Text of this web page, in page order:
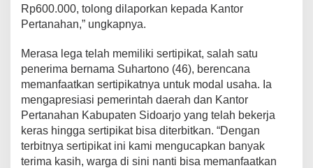
Rp600.000, tolong dilaporkan kepada Kantor
Pertanahan,” ungkapnya.
Merasa lega telah memiliki sertipikat, salah satu
penerima bernama Suhartono (46), berencana
memanfaatkan sertipikatnya untuk modal usaha. Ia
mengapresiasi pemerintah daerah dan Kantor
Pertanahan Kabupaten Sidoarjo yang telah bekerja
keras hingga sertipikat bisa diterbitkan. “Dengan
terbitnya sertipikat ini kami mengucapkan banyak
terima kasih, warga di sini nanti bisa memanfaatkan